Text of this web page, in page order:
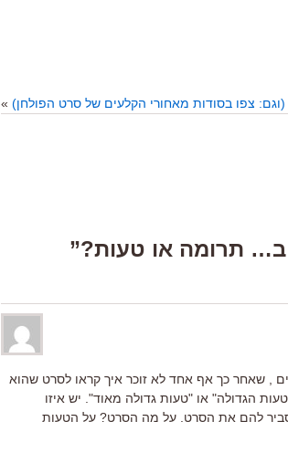
צפו בסודות מאחורי הקלעים של סרט הפולחן) »
, שאחר כך אף אחד לא זוכר איך קראו לסרט שהוא
הגדולה" או "טעות גדולה מאוד". יש איזו
להם את הסרט. על מה הסרט? על הטעות